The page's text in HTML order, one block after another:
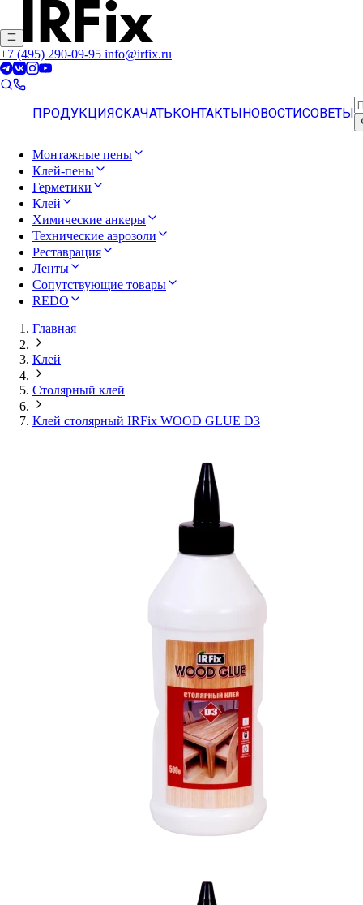
+7 (495) 290-09-95 info@irfix.ru
ПРОДУКЦИЯСКАЧАТЬКОНТАКТЫ НОВОСТИСОВЕТЫ
Монтажные пены
Клей-пены
Герметики
Клей
Химические анкеры
Технические аэрозоли
Реставрация
Ленты
Сопутствующие товары
REDO
Главная
Клей
Столярный клей
Клей столярный IRFix WOOD GLUE D3